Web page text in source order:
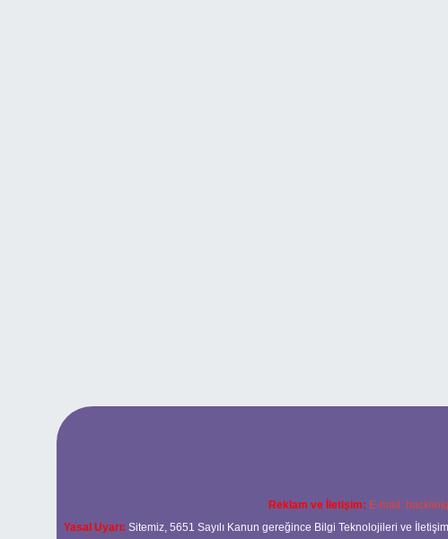
Reklam ve İletişim: E-mail:
Yasal Uyarı: Sitemiz, 5651 Sayılı Kanun gereğince Bilgi Teknolojileri ve